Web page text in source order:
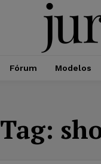
Fórum Modelos
Tag: